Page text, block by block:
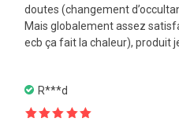
doutes (changement
Mais globalement assez
ecb ça fait la chaleur), produit
R***d